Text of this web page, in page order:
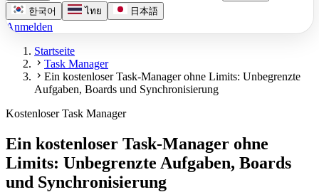
한국어
ไทย 日本語
Anmelden
Startseite
chevron_right Task Manager
chevron_right Ein kostenloser Task-Manager ohne Limits: Unbegrenzte
Aufgaben, Boards und Synchronisierung
Kostenloser Task Manager
Ein kostenloser Task-Manager ohne
Limits: Unbegrenzte Aufgaben, Boards
und Synchronisierung